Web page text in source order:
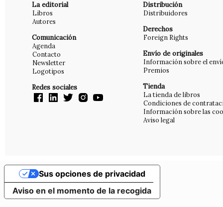
La editorial
Libros
Autores
Comunicación
Agenda
Contacto
Newsletter
Logotipos
Redes sociales
Distribución
Distribuidores
Derechos
Foreign Rights
Envío de originales
Información sobre el
Premios
Tienda
La tienda de libros
Condiciones de
Información sobre las
Aviso legal
Aviso en el momento de la recogida
Sus opciones de privacidad